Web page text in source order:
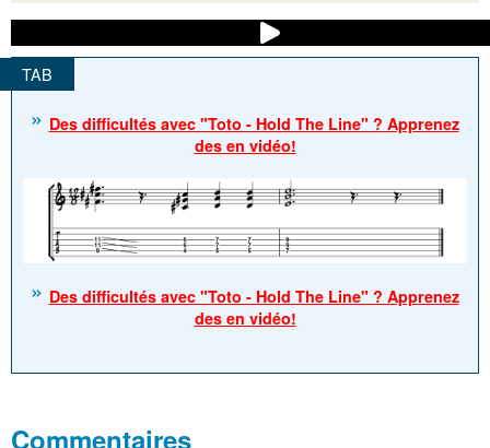
Des difficultés avec "Toto - Hold The Line" ? Apprenez
des en vidéo!
Des difficultés avec "Toto - Hold The Line" ? Apprenez
des en vidéo!
Commentaires